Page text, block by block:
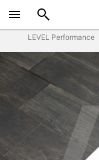
LEVEL Performance